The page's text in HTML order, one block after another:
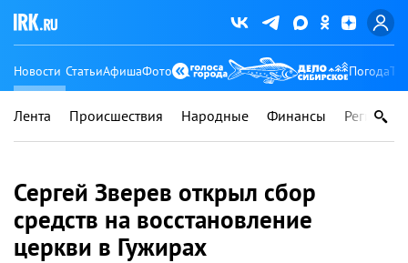
Новости СтатьиАфишаФото Погода
Лента Происшествия Народные Финансы Регионы
Сергей Зверев открыл сбор
средств на восстановление
церкви в Гужирах